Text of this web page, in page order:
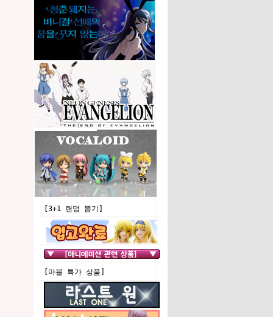
[3+1 랜덤 뽑기]
[마블 특가 상품]